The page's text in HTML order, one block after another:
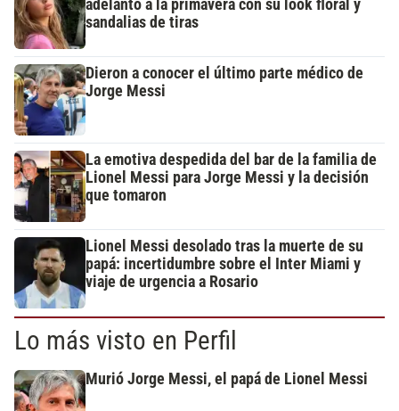
adelantó a la primavera con su look floral y
sandalias de tiras
Dieron a conocer el último parte médico de
Jorge Messi
La emotiva despedida del bar de la familia de
Lionel Messi para Jorge Messi y la decisión
que tomaron
Lionel Messi desolado tras la muerte de su
papá: incertidumbre sobre el Inter Miami y
viaje de urgencia a Rosario
Lo más visto en Perfil
Murió Jorge Messi, el papá de Lionel Messi